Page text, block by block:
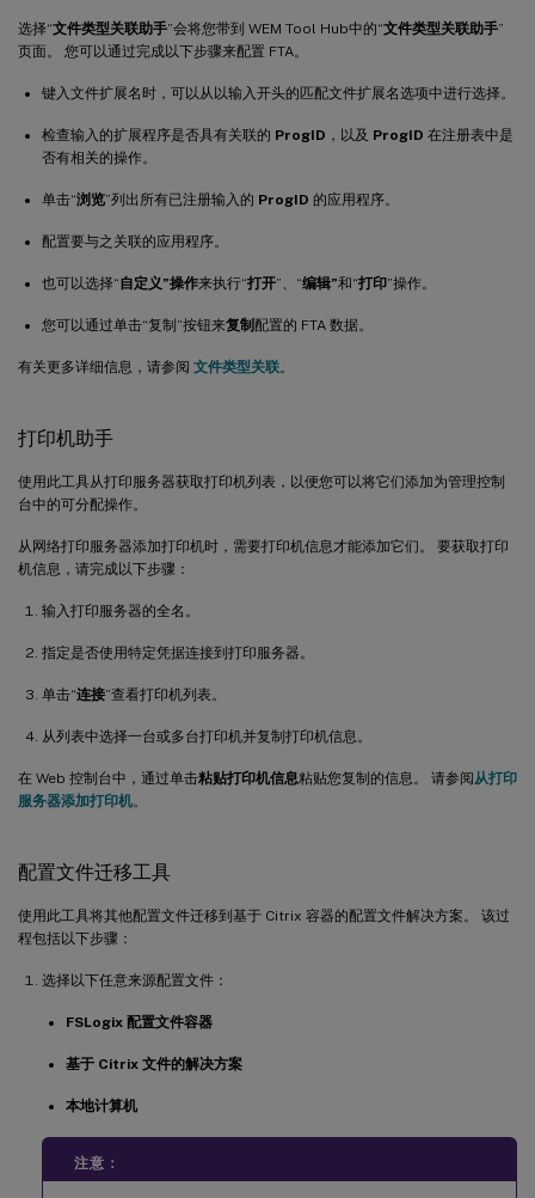
选择“文件类型关联助手”会将您带到 WEM Tool Hub中的“文件类型关联助手”
页面。 您可以通过完成以下步骤来配置 FTA。
键入文件扩展名时，可以从以输入开头的匹配文件扩展名选项中进行选择。
检查输入的扩展程序是否具有关联的 ProgID ，以及 ProgID 在注册表中是
否有相关的操作。
单击“浏览”列出所有已注册输入的 ProgID 的应用程序。
配置要与之关联的应用程序。
也可以选择“自定义”操作来执行“打开”、“编辑”和“打印”操作。
您可以通过单击“复制”按钮来复制 配置的 FTA 数据。
有关更多详细信息，请参阅 文件类型关联。
打印机助手
使用此工具从打印服务器获取打印机列表，以便您可以将它们添加为管理控制
台中的可分配操作。
从网络打印服务器添加打印机时，需要打印机信息才能添加它们。 要获取打印
机信息，请完成以下步骤：
输入打印服务器的全名。
指定是否使用特定凭据连接到打印服务器。
单击“连接”查看打印机列表。
从列表中选择一台或多台打印机并复制打印机信息。
在 Web 控制台中，通过单击粘贴打印机信息粘贴您复制的信息。 请参阅从打印
服务器添加打印机。
配置文件迁移工具
使用此工具将其他配置文件迁移到基于 Citrix 容器的配置文件解决方案。 该过
程包括以下步骤：
选择以下任意来源配置文件：
FSLogix 配置文件容器
基于 Citrix 文件的解决方案
本地计算机
注意：